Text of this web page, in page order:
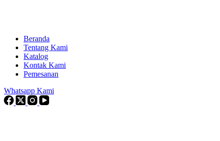
Beranda
Tentang Kami
Katalog
Kontak Kami
Pemesanan
Whatsapp Kami